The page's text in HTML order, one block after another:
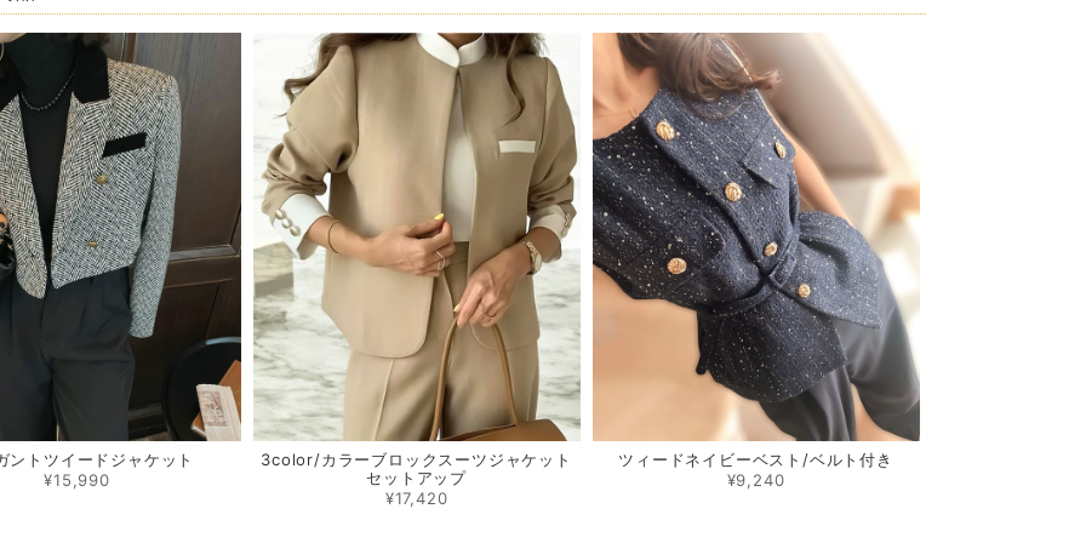
ントツイードジャケット
¥15,990
3color/カラーブロックスーツジャケット
セットアップ
¥17,420
ツィードネイビーベスト/ベルト付き
¥9,240